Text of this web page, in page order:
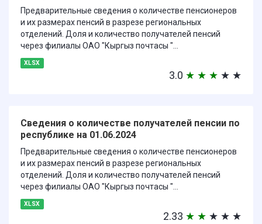
Предварительные сведения о количестве пенсионеров
и их размерах пенсий в разрезе региональных
отделений. Доля и количество получателей пенсий
через филиалы ОАО "Кыргыз почтасы "...
XLSX
3.0 ★ ★ ★ ★ ★
Сведения о количестве получателей пенсии по
республике на 01.06.2024
Предварительные сведения о количестве пенсионеров
и их размерах пенсий в разрезе региональных
отделений. Доля и количество получателей пенсий
через филиалы ОАО "Кыргыз почтасы "...
XLSX
2.33 ★ ★ ★ ★ ★